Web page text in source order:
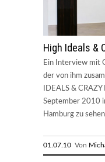
High Ideals &
Ein Interview mit
der von ihm
IDEALS &
September 2010
Hamburg zu
01.07.10 Von